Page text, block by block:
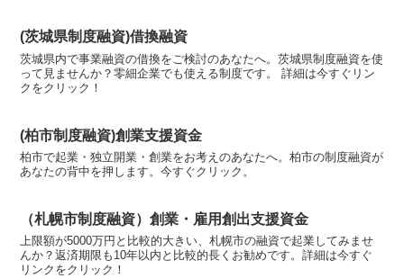
(茨城県制度融資)借換融資
茨城県内で事業融資の借換をご検討のあなたへ。茨城県制度融資を使
って見ませんか？零細企業でも使える制度です。 詳細は今すぐリン
クをクリック！
(柏市制度融資)創業支援資金
柏市で起業・独立開業・創業をお考えのあなたへ。柏市の制度融資が
あなたの背中を押します。今すぐクリック。
（札幌市制度融資）創業・雇用創出支援資金
上限額が5000万円と比較的大きい、札幌市の融資で起業してみませ
んか？返済期限も10年以内と比較的長くお勧めです。詳細は今すぐ
リンクをクリック！